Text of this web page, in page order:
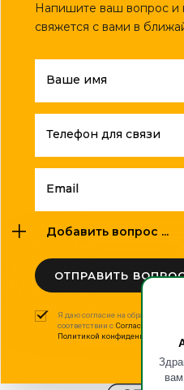
Напишите ваш вопрос и
свяжется с вами в
Ваше имя
Телефон для связи
Email
Добавить вопрос ...
ОТПРАВИТЬ
Я даю согласие на обработку
соответствии с Согласием на
Политикой конфиденциальности